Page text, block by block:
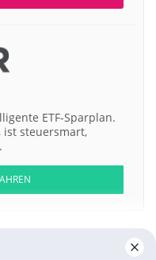
ETF-Sparplan.
ist steuersmart,